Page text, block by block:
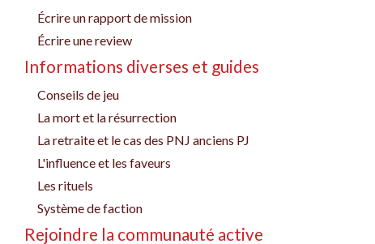
Écrire un rapport de mission
Écrire une review
Informations diverses et guides
Conseils de jeu
La mort et la résurrection
La retraite et le cas des PNJ anciens PJ
L'influence et les faveurs
Les rituels
Système de faction
Rejoindre la communauté active